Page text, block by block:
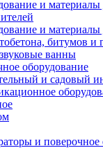
и
и материалы
битумов и
ванны
оборудование
и садовый
и поверочное